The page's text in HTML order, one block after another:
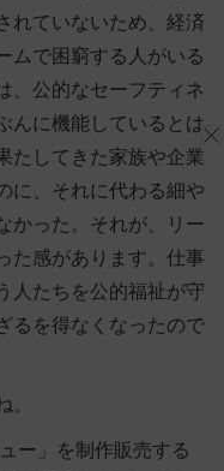
れていないため、経済
ムで困窮する人がいる
、公的なセーフティネ
んに機能しているとは
たしてきた家族や企業
に、それに代わる細や
かった。それが、リー
た感があります。仕事
人たちを公的福祉が守
るを得なくなったので
ー」を制作販売する